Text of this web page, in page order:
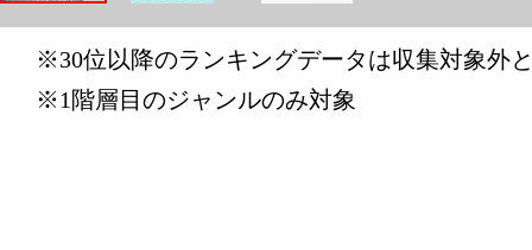
※30位以降のランキングデータは収集対象外
※1階層目のジャンルのみ対象